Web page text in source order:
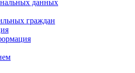
данных
граждан